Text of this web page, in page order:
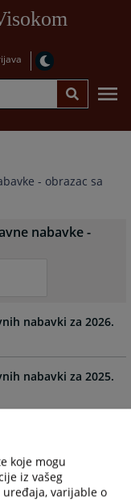
- obrazac sa
nabavke -
nabavki za 2026.
nabavki za 2025.
nabavki za 2024.
nabavki za 2023.
koje mogu
iz vašeg
varijable o